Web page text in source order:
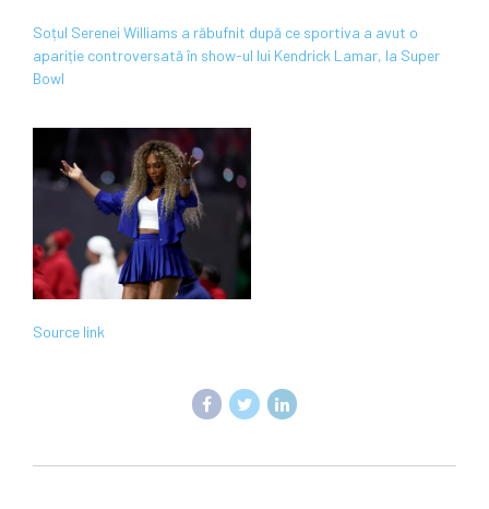
Soțul Serenei Williams a răbufnit după ce sportiva a avut o
apariție controversată în show-ul lui Kendrick Lamar, la Super
Bowl
Source link